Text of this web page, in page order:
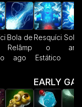
Bola de
Relâmp
ago
Resquíci
o
Estático
EARLY